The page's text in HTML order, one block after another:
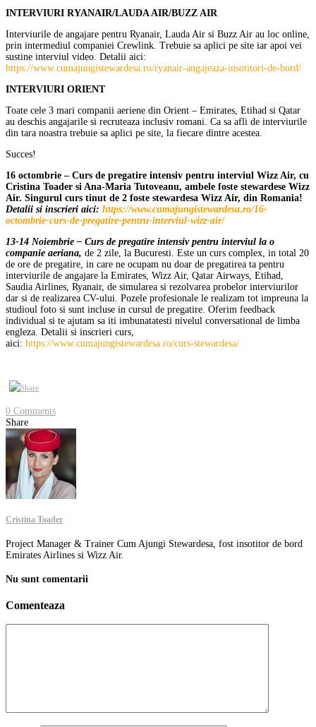
INTERVIURI RYANAIR/LAUDA AIR/BUZZ AIR
Interviurile de angajare pentru Ryanair, Lauda Air si Buzz Air au loc online,
prin intermediul companiei Crewlink. Trebuie sa aplici pe site iar apoi vei
sustine interviul video. Detalii aici:
https://www.cumajungistewardesa.ro/ryanair-angajeaza-insotitori-de-bord/
INTERVIURI ORIENT
Toate cele 3 mari companii aeriene din Orient – Emirates, Etihad si Qatar
au deschis angajarile si recruteaza inclusiv romani. Ca sa afli de interviurile
din tara noastra trebuie sa aplici pe site, la fiecare dintre acestea.
Succes!
16 octombrie – Curs de pregatire intensiv pentru interviul Wizz Air, cu
Cristina Toader si Ana-Maria Tutoveanu, ambele foste stewardese Wizz
Air. Singurul curs tinut de 2 foste stewardesa Wizz Air, din Romania!
Detalii si inscrieri aici: https://www.cumajungistewardesa.ro/16-
octombrie-curs-de-pregatire-pentru-interviul-wizz-air/
13-14 Noiembrie – Curs de pregatire intensiv pentru interviul la o
companie aeriana, de 2 zile, la Bucuresti. Este un curs complex, in total 20
de ore de pregatire, in care ne ocupam nu doar de pregatirea ta pentru
interviurile de angajare la Emirates, Wizz Air, Qatar Airways, Etihad,
Saudia Airlines, Ryanair, de simularea si rezolvarea probelor interviurilor
dar si de realizarea CV-ului. Pozele profesionale le realizam tot impreuna la
studioul foto si sunt incluse in cursul de pregatire. Oferim feedback
individual si te ajutam sa iti imbunatatesti nivelul conversational de limba
engleza. Detalii si inscrieri curs,
aici: https://www.cumajungistewardesa.ro/curs-stewardesa/
0 Comments
Share
Cristina Toader
Project Manager & Trainer Cum Ajungi Stewardesa, fost insotitor de bord
Emirates Airlines si Wizz Air.
Nu sunt comentarii
Comenteaza